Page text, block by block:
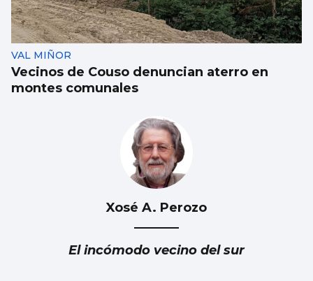
VAL MIÑOR
Vecinos de Couso denuncian aterro en
montes comunales
Xosé A. Perozo
El incómodo vecino del sur